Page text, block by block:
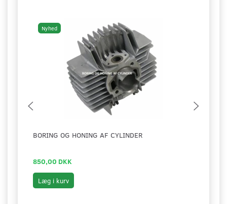
Nyhed
BORING OG HONING AF CYLINDER
850,00 DKK
Læg i kurv